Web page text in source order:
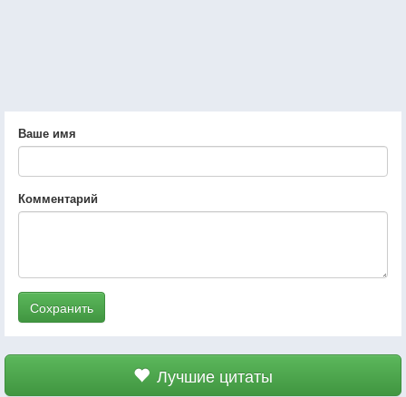
Ваше имя
Комментарий
Сохранить
Лучшие цитаты